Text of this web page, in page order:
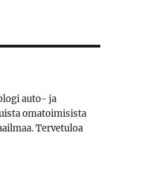
auto- ja
omatoimisista
Tervetuloa